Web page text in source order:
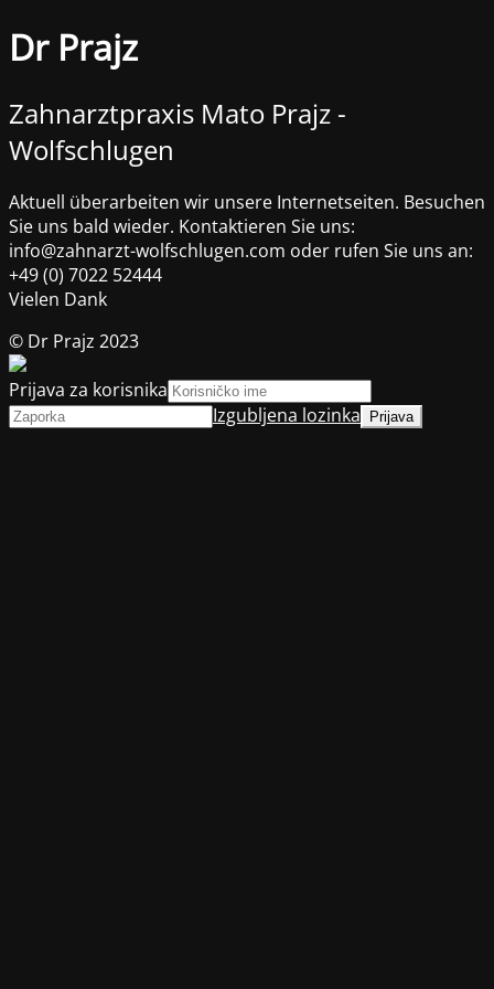
Dr Prajz
Zahnarztpraxis Mato Prajz -
Wolfschlugen
Aktuell überarbeiten wir unsere Internetseiten. Besuchen
Sie uns bald wieder. Kontaktieren Sie uns:
info@zahnarzt-wolfschlugen.com oder rufen Sie uns an:
+49 (0) 7022 52444
Vielen Dank
© Dr Prajz 2023
Prijava za korisnika
Izgubljena lozinka